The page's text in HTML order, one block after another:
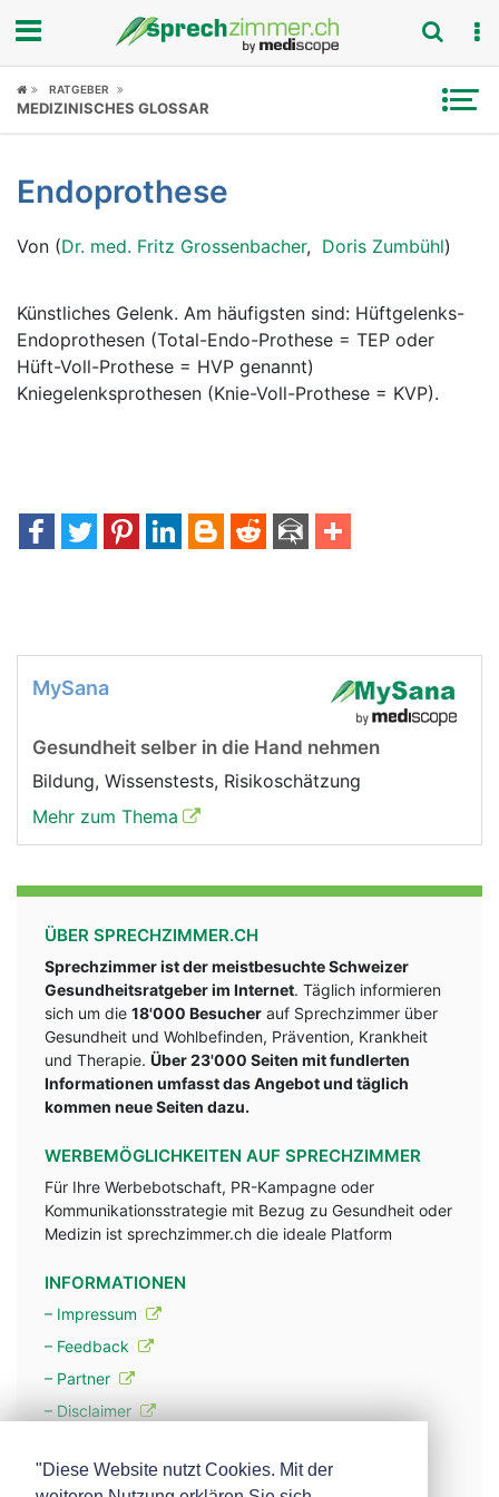
Fokus
Symptome
Untersuchungen
News
Ratgeber
RATGEBER
MEDIZINISCHES GLOSSAR
Endoprothese
Von (Dr. med. Fritz Grossenbacher, Doris Zumbühl)
Künstliches Gelenk. Am häufigsten sind: Hüftgelenks-
Endoprothesen (Total-Endo-Prothese = TEP oder
Hüft-Voll-Prothese = HVP genannt)
Kniegelenksprothesen (Knie-Voll-Prothese = KVP).
MySana
Gesundheit selber in die Hand nehmen
Bildung, Wissenstests, Risikoschätzung
Mehr zum Thema
ÜBER SPRECHZIMMER.CH
Sprechzimmer ist der meistbesuchte Schweizer
Gesundheitsratgeber im Internet. Täglich informieren
sich um die 18'000 Besucher auf Sprechzimmer über
Gesundheit und Wohlbefinden, Prävention, Krankheit
und Therapie. Über 23'000 Seiten mit fundlerten
Informationen umfasst das Angebot und täglich
kommen neue Seiten dazu.
WERBEMÖGLICHKEITEN AUF SPRECHZIMMER
Für Ihre Werbebotschaft, PR-Kampagne oder
Kommunikationsstrategie mit Bezug zu Gesundheit oder
Medizin ist sprechzimmer.ch die ideale Platform
INFORMATIONEN
– Impressum
– Feedback
– Partner
– Disclaimer
"Diese Website nutzt Cookies. Mit der